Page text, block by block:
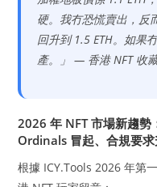
硬。我冇恐慌賣出，反
回升到 1.5 ETH。如果
產。」 — 香港 NFT 收
2026 年 NFT 市場新趨
Ordinals 冒起、合規要求
根據 ICY.Tools 2026 年第